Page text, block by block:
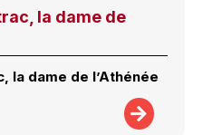
la dame de
la dame de l’Athénée